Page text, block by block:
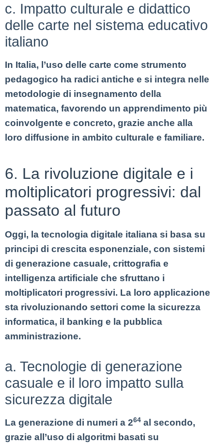
c. Impatto culturale e didattico
delle carte nel sistema educativo
italiano
In Italia, l’uso delle carte come strumento
pedagogico ha radici antiche e si integra nelle
metodologie di insegnamento della
matematica, favorendo un apprendimento più
coinvolgente e concreto, grazie anche alla
loro diffusione in ambito culturale e familiare.
6. La rivoluzione digitale e i
moltiplicatori progressivi: dal
passato al futuro
Oggi, la tecnologia digitale italiana si basa su
principi di crescita esponenziale, con sistemi
di generazione casuale, crittografia e
intelligenza artificiale che sfruttano i
moltiplicatori progressivi. La loro applicazione
sta rivoluzionando settori come la sicurezza
informatica, il banking e la pubblica
amministrazione.
a. Tecnologie di generazione
casuale e il loro impatto sulla
sicurezza digitale
La generazione di numeri a 264 al secondo,
grazie all’uso di algoritmi basati su